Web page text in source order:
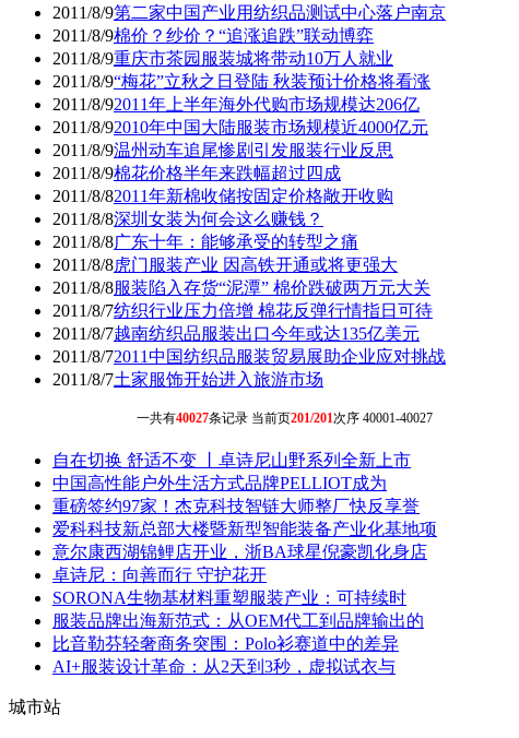
2011/8/9第二家中国产业用纺织品测试中心落户南京
2011/8/9棉价？纱价？“追涨追跌”联动博弈
2011/8/9重庆市茶园服装城将带动10万人就业
2011/8/9“梅花”立秋之日登陆 秋装预计价格将看涨
2011/8/92011年上半年海外代购市场规模达206亿
2011/8/92010年中国大陆服装市场规模近4000亿元
2011/8/9温州动车追尾惨剧引发服装行业反思
2011/8/9棉花价格半年来跌幅超过四成
2011/8/82011年新棉收储按固定价格敞开收购
2011/8/8深圳女装为何会这么赚钱？
2011/8/8广东十年：能够承受的转型之痛
2011/8/8虎门服装产业 因高铁开通或将更强大
2011/8/8服装陷入存货“泥潭” 棉价跌破两万元大关
2011/8/7纺织行业压力倍增 棉花反弹行情指日可待
2011/8/7越南纺织品服装出口今年或达135亿美元
2011/8/72011中国纺织品服装贸易展助企业应对挑战
2011/8/7土家服饰开始进入旅游市场
一共有40027条记录 当前页201/201次序 40001-40027
自在切换 舒适不变 丨卓诗尼山野系列全新上市
中国高性能户外生活方式品牌PELLIOT成为
重磅签约97家！杰克科技智链大师整厂快反享誉
爱科科技新总部大楼暨新型智能装备产业化基地项
意尔康西湖锦鲤店开业，浙BA球星倪豪凯化身店
卓诗尼：向善而行 守护花开
SORONA生物基材料重塑服装产业：可持续时
服装品牌出海新范式：从OEM代工到品牌输出的
比音勒芬轻奢商务突围：Polo衫赛道中的差异
AI+服装设计革命：从2天到3秒，虚拟试衣与
城市站